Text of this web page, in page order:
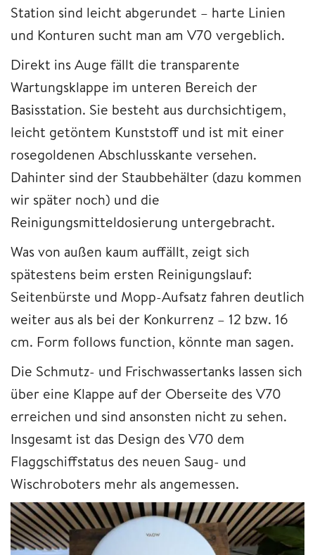
Station sind leicht abgerundet – harte Linien
und Konturen sucht man am V70 vergeblich.
Direkt ins Auge fällt die transparente
Wartungsklappe im unteren Bereich der
Basisstation. Sie besteht aus durchsichtigem,
leicht getöntem Kunststoff und ist mit einer
rosegoldenen Abschlusskante versehen.
Dahinter sind der Staubbehälter (dazu kommen
wir später noch) und die
Reinigungsmitteldosierung untergebracht.
Was von außen kaum auffällt, zeigt sich
spätestens beim ersten Reinigungslauf:
Seitenbürste und Mopp-Aufsatz fahren deutlich
weiter aus als bei der Konkurrenz – 12 bzw. 16
cm. Form follows function, könnte man sagen.
Die Schmutz- und Frischwassertanks lassen sich
über eine Klappe auf der Oberseite des V70
erreichen und sind ansonsten nicht zu sehen.
Insgesamt ist das Design des V70 dem
Flaggschiffstatus des neuen Saug- und
Wischroboters mehr als angemessen.